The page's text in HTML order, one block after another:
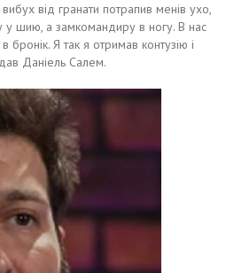
вибух від гранати потрапив менів ухо,
у шию, а замкомандиру в ногу. В нас
бронік. Я так я отримав контузію і
Даніель Салем.